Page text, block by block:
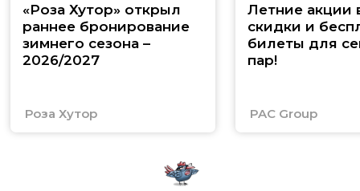
«Роза Хутор» открыл
раннее бронирование
зимнего сезона –
2026/2027
Роза Хутор
Летние акции
скидки и
билеты для
пар!
PAC Group